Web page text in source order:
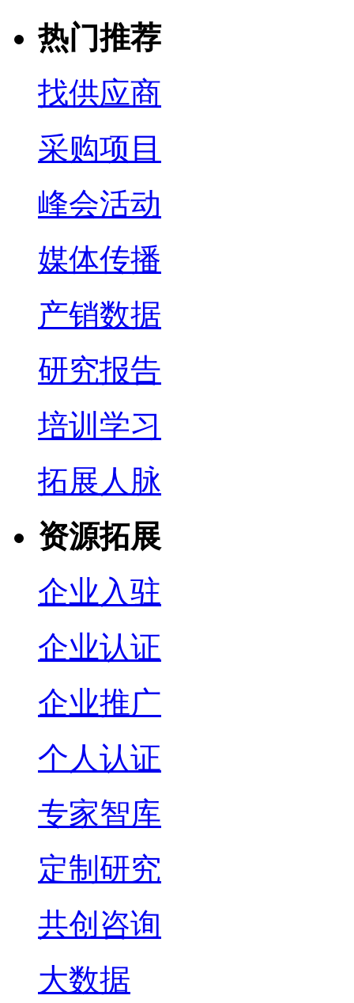
热门推荐
找供应商
采购项目
峰会活动
媒体传播
产销数据
研究报告
培训学习
拓展人脉
资源拓展
企业入驻
企业认证
企业推广
个人认证
专家智库
定制研究
共创咨询
大数据